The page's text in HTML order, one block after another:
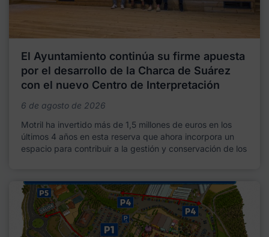
El Ayuntamiento continúa su firme apuesta
por el desarrollo de la Charca de Suárez
con el nuevo Centro de Interpretación
6 de agosto de 2026
Motril ha invertido más de 1,5 millones de euros en los
últimos 4 años en esta reserva que ahora incorpora un
espacio para contribuir a la gestión y conservación de los